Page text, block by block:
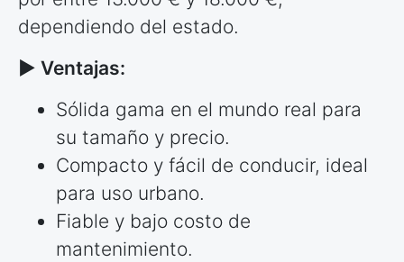
dependiendo del estado.
► Ventajas:
Sólida gama en el mundo real para
su tamaño y precio.
Compacto y fácil de conducir, ideal
para uso urbano.
Fiable y bajo costo de
mantenimiento.